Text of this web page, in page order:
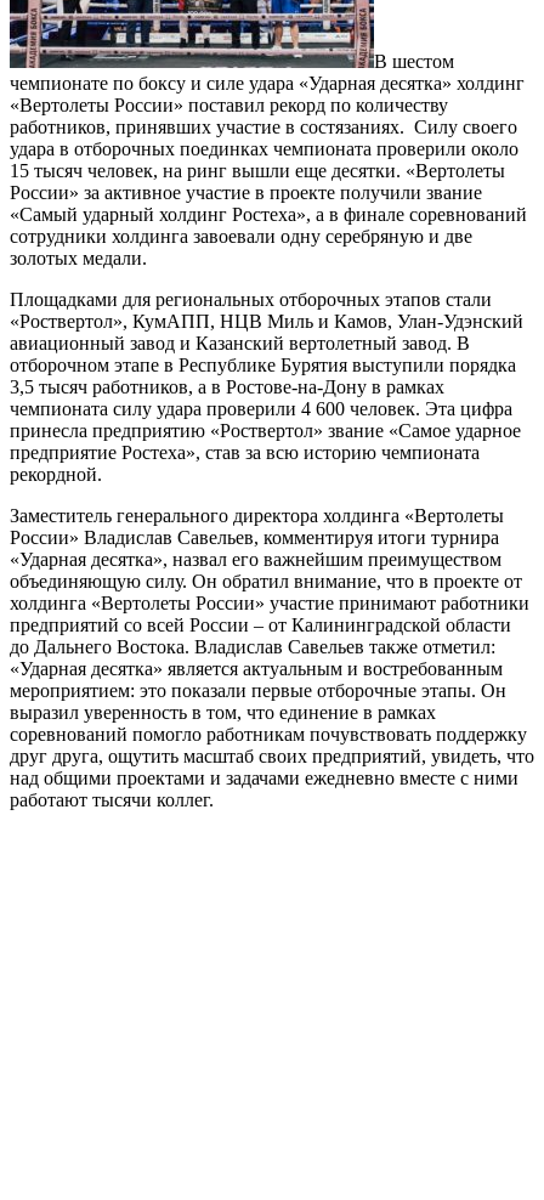
В шестом
чемпионате по боксу и силе удара «Ударная десятка» холдинг
«Вертолеты России» поставил рекорд по количеству
работников, принявших участие в состязаниях. Силу своего
удара в отборочных поединках чемпионата проверили около
15 тысяч человек, на ринг вышли еще десятки. «Вертолеты
России» за активное участие в проекте получили звание
«Самый ударный холдинг Ростеха», а в финале соревнований
сотрудники холдинга завоевали одну серебряную и две
золотых медали.
Площадками для региональных отборочных этапов стали
«Роствертол», КумАПП, НЦВ Миль и Камов, Улан-Удэнский
авиационный завод и Казанский вертолетный завод. В
отборочном этапе в Республике Бурятия выступили порядка
3,5 тысяч работников, а в Ростове-на-Дону в рамках
чемпионата силу удара проверили 4 600 человек. Эта цифра
принесла предприятию «Роствертол» звание «Самое ударное
предприятие Ростеха», став за всю историю чемпионата
рекордной.
Заместитель генерального директора холдинга «Вертолеты
России» Владислав Савельев, комментируя итоги турнира
«Ударная десятка», назвал его важнейшим преимуществом
объединяющую силу. Он обратил внимание, что в проекте от
холдинга «Вертолеты России» участие принимают работники
предприятий со всей России – от Калининградской области
до Дальнего Востока. Владислав Савельев также отметил:
«Ударная десятка» является актуальным и востребованным
мероприятием: это показали первые отборочные этапы. Он
выразил уверенность в том, что единение в рамках
соревнований помогло работникам почувствовать поддержку
друг друга, ощутить масштаб своих предприятий, увидеть, что
над общими проектами и задачами ежедневно вместе с ними
работают тысячи коллег.